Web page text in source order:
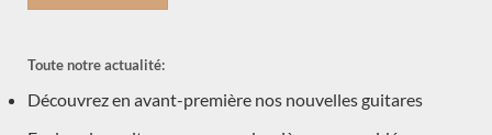
Jeremy Cooper
Daniel Lesueur
Simon Marty
Toute notre actualité:
Découvrez en avant-première nos nouvelles guitares